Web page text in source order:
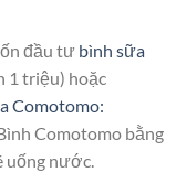
đầu tư bình sữa
1 triệu) hoặc
Comotomo:
Comotomo bằng
uống nước.